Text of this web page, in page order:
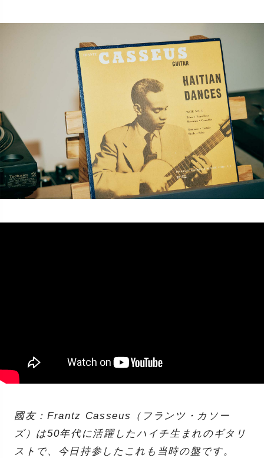
國友：Frantz Casseus（フランツ・カソー
ズ）は50年代に活躍したハイチ生まれのギタリ
ストで、今日持参したこれも当時の盤です。